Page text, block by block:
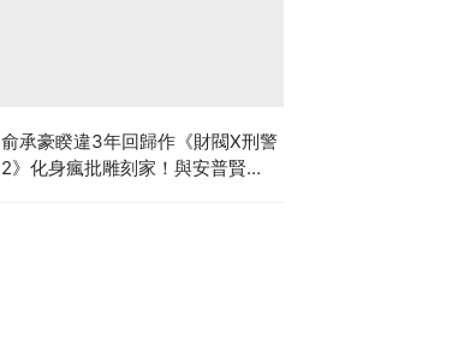
俞承豪睽違3年回歸作《財閥X刑警
2》化身瘋批雕刻家！與安普賢從